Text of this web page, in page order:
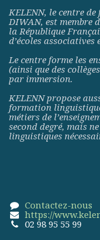
KELENN, le centre
DIWAN, est membre
la République
d’écoles associatives
Le centre forme les
(ainsi que des
par immersion.
KELENN propose
formation
métiers de
second degré, mais
linguistiques
Contactez-nous
https://
02 98 95 55 99